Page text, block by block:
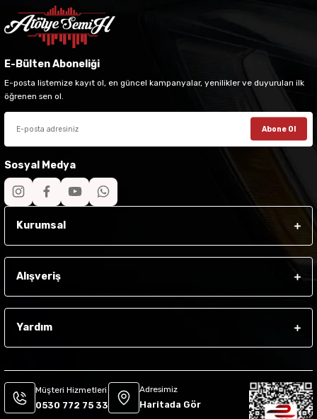
E-Bülten Aboneliği
E-posta listemize kayıt ol, en güncel kampanyalar, yenilikler ve duyuruları ilk
öğrenen sen ol.
Abone Ol
Sosyal Medya
Kurumsal
Alışveriş
Yardım
Müşteri Hizmetleri
0530 772 75 33
Adresimiz
Haritada Gör